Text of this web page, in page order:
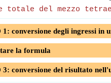
totale del mezzo
1: conversione degli ingressi in
la formula
3: conversione del risultato